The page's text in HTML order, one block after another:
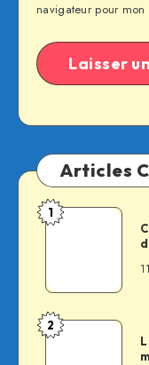
navigateur pour
Articles
Comment
perception
son
image
1
Les
2